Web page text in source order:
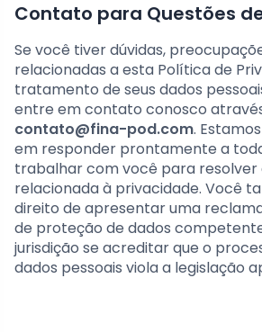
Contato para Questões
Se você tiver dúvidas,
relacionadas a esta Política de
tratamento de seus dados
entre em contato conosco
contato@fina-pod.com.
em responder prontamente a
trabalhar com você para resolver
relacionada à privacidade. Você
direito de apresentar uma
de proteção de dados
jurisdição se acreditar que o
dados pessoais viola a legislação